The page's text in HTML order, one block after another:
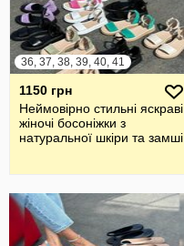
36, 37, 38, 39, 40, 41
1150 грн
Неймовірно стильні яскраві
жіночі босоніжки з
натуральної шкіри та замші